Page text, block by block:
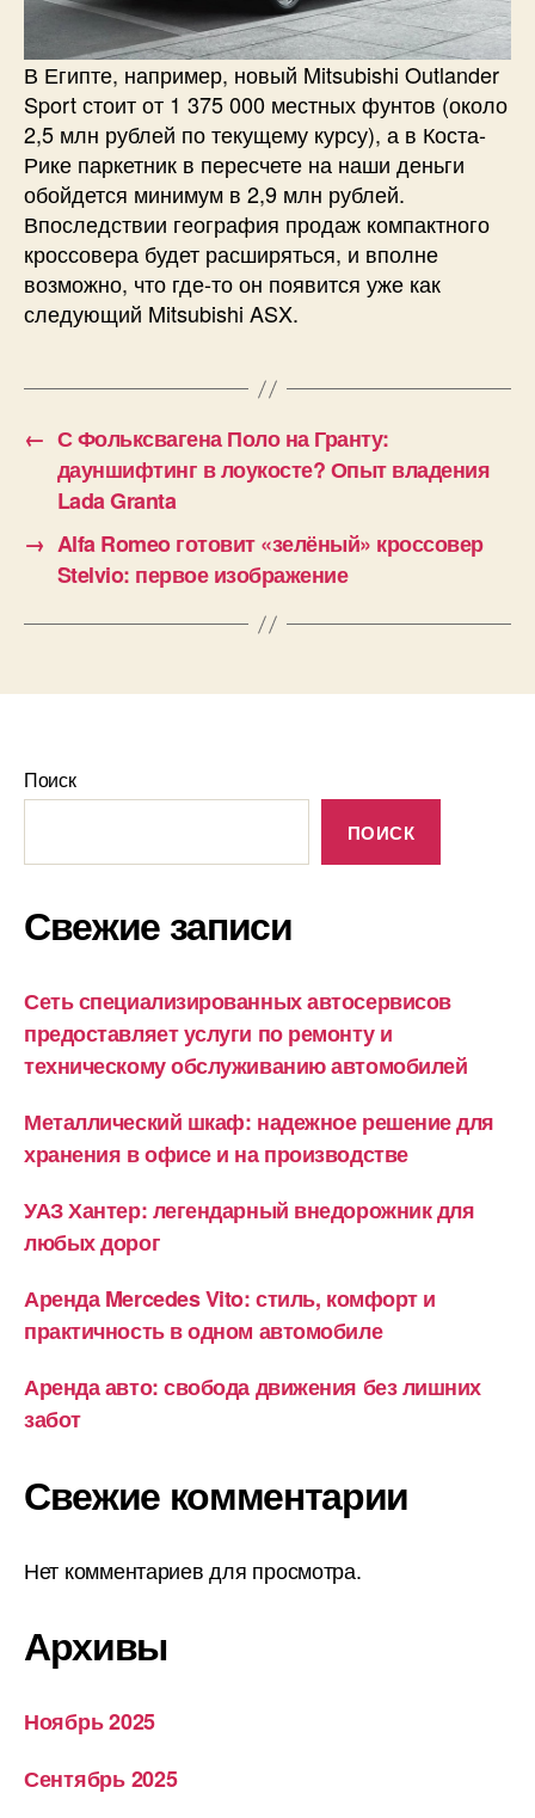
В Египте, например, новый Mitsubishi Outlander
Sport стоит от 1 375 000 местных фунтов (около
2,5 млн рублей по текущему курсу), а в Коста-
Рике паркетник в пересчете на наши деньги
обойдется минимум в 2,9 млн рублей.
Впоследствии география продаж компактного
кроссовера будет расширяться, и вполне
возможно, что где-то он появится уже как
следующий Mitsubishi ASX.
← С Фольксвагена Поло на Гранту:
дауншифтинг в лоукосте? Опыт владения
Lada Granta
→ Alfa Romeo готовит «зелёный» кроссовер
Stelvio: первое изображение
Поиск
ПОИСК
Свежие записи
Сеть специализированных автосервисов
предоставляет услуги по ремонту и
техническому обслуживанию автомобилей
Металлический шкаф: надежное решение для
хранения в офисе и на производстве
УАЗ Хантер: легендарный внедорожник для
любых дорог
Аренда Mercedes Vito: стиль, комфорт и
практичность в одном автомобиле
Аренда авто: свобода движения без лишних
забот
Свежие комментарии
Нет комментариев для просмотра.
Архивы
Ноябрь 2025
Сентябрь 2025